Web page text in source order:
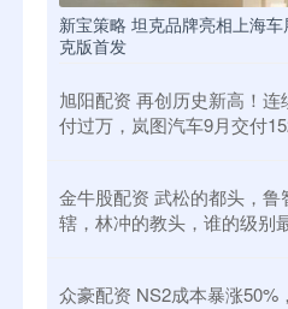
新宝策略 坦克品牌亮相上海
克版首发
旭阳配资 再创历史新高！连
付过万，岚图汽车9月交付
金牛股配资 武松的都头，鲁
辖，林冲的教头，谁的级别
众豪配资 NS2成本暴涨50%